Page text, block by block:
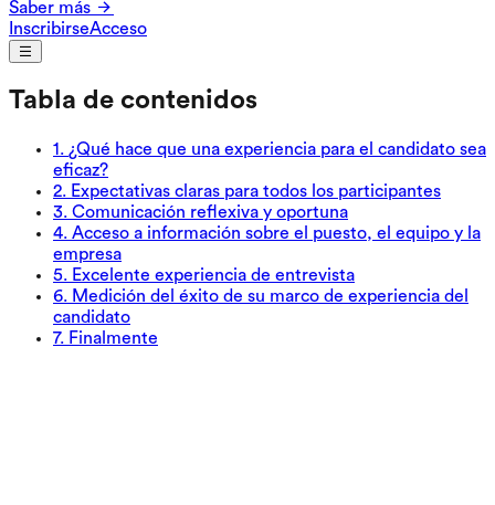
Saber más
InscribirseAcceso
Tabla de contenidos
1 . ¿Qué hace que una experiencia para el candidato sea
eficaz?
2. Expectativas claras para todos los participantes
3. Comunicación reflexiva y oportuna
4. Acceso a información sobre el puesto, el equipo y la
empresa
5. Excelente experiencia de entrevista
6. Medición del éxito de su marco de experiencia del
candidato
7. Finalmente